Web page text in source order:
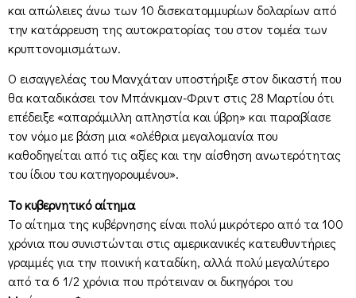
και απώλειες άνω των 10 δισεκατομμυρίων δολαρίων από
την κατάρρευση της αυτοκρατορίας του στον τομέα των
κρυπτονομισμάτων.
Ο εισαγγελέας του Μανχάταν υποστήριξε στον δικαστή που
θα καταδικάσει τον Μπάνκμαν-Φριντ στις 28 Μαρτίου ότι
επέδειξε «απαράμιλλη απληστία και ύβρη» και παραβίασε
τον νόμο με βάση μια «ολέθρια μεγαλομανία που
καθοδηγείται από τις αξίες και την αίσθηση ανωτερότητας
του ίδιου του κατηγορουμένου».
Το κυβερνητικό αίτημα
Το αίτημα της κυβέρνησης είναι πολύ μικρότερο από τα 100
χρόνια που συνιστώνται στις αμερικανικές κατευθυντήριες
γραμμές για την ποινική καταδίκη, αλλά πολύ μεγαλύτερο
από τα 6 1/2 χρόνια που πρότειναν οι δικηγόροι του